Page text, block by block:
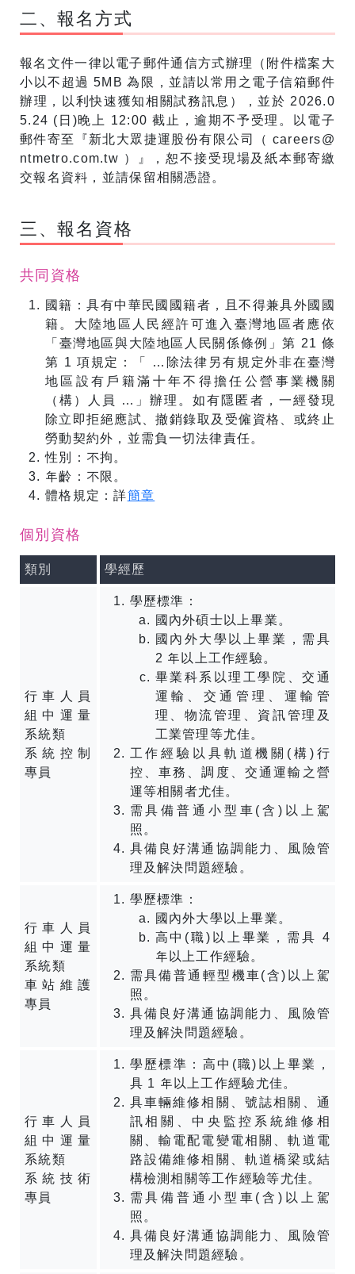
二、報名方式
報名文件一律以電子郵件通信方式辦理（附件檔案大
小以不超過 5MB 為限，並請以常用之電子信箱郵件
辦理，以利快速獲知相關試務訊息），並於 2026.0
5.24 (日)晚上 12:00 截止，逾期不予受理。以電子
郵件寄至『新北大眾捷運股份有限公司（ careers@
ntmetro.com.tw ）』，恕不接受現場及紙本郵寄繳
交報名資料，並請保留相關憑證。
三、報名資格
共同資格
國籍：具有中華民國國籍者，且不得兼具外國國
籍。大陸地區人民經許可進入臺灣地區者應依
「臺灣地區與大陸地區人民關係條例」第 21 條
第 1 項規定：「 …除法律另有規定外非在臺灣
地區設有戶籍滿十年不得擔任公營事業機關
（構）人員 …」辦理。如有隱匿者，一經發現
除立即拒絕應試、撤銷錄取及受僱資格、或終止
勞動契約外，並需負一切法律責任。
性別：不拘。
年齡：不限。
體格規定：詳簡章
個別資格
類別 學經歷
行車人員
組中運量
系統類
系統控制
專員
學歷標準：
國內外碩士以上畢業。
國內外大學以上畢業，需具
2 年以上工作經驗。
畢業科系以理工學院、交通
運輸、交通管理、運輸管
理、物流管理、資訊管理及
工業管理等尤佳。
工作經驗以具軌道機關(構)行
控、車務、調度、交通運輸之營
運等相關者尤佳。
需具備普通小型車(含)以上駕
照。
具備良好溝通協調能力、風險管
理及解決問題經驗。
行車人員
組中運量
系統類
車站維護
專員
學歷標準：
國內外大學以上畢業。
高中(職)以上畢業，需具 4
年以上工作經驗。
需具備普通輕型機車(含)以上駕
照。
具備良好溝通協調能力、風險管
理及解決問題經驗。
行車人員
組中運量
系統類
系統技術
專員
學歷標準：高中(職)以上畢業，
具 1 年以上工作經驗尤佳。
具車輛維修相關、號誌相關、通
訊相關、中央監控系統維修相
關、輸電配電變電相關、軌道電
路設備維修相關、軌道橋梁或結
構檢測相關等工作經驗等尤佳。
需具備普通小型車(含)以上駕
照。
具備良好溝通協調能力、風險管
理及解決問題經驗。